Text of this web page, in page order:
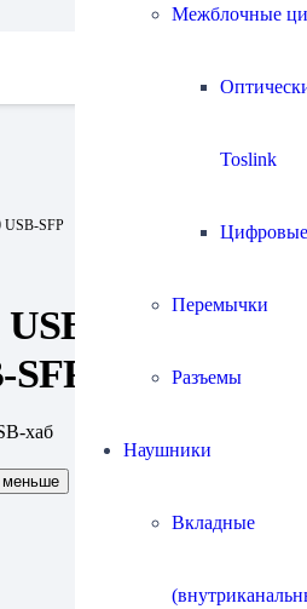
Межблочные
Toslink
Цифровые
Перемычки
Разъемы
Наушники
Вкладные
USB-SFP
хаб ROSE
хаб
меньше